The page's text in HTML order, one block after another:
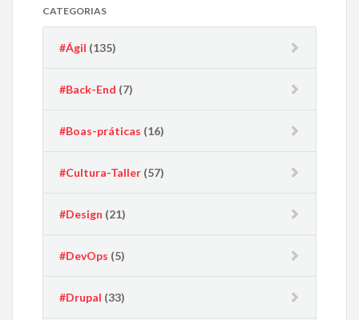
CATEGORIAS
#Ágil (135)
#Back-End (7)
#Boas-práticas (16)
#Cultura-Taller (57)
#Design (21)
#DevOps (5)
#Drupal (33)